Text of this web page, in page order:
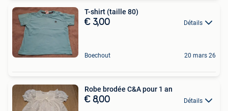
T-shirt (taille 80)
€ 3,00 Détails
Boechout 20 mars 26
Robe brodée C&A pour 1 an
€ 8,00 Détails